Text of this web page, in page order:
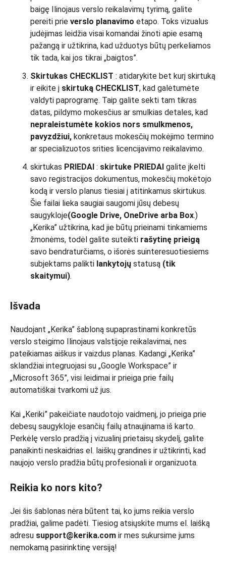
baigę Ilinojaus verslo reikalavimų tyrimą, galite
pereiti prie verslo planavimo etapo. Toks vizualus
judėjimas leidžia visai komandai žinoti apie esamą
pažangą ir užtikrina, kad užduotys būtų perkeliamos
tik tada, kai jos tikrai „baigtos”.
Skirtukas CHECKLIST : atidarykite bet kurį skirtuką
ir eikite į skirtuką CHECKLIST, kad galėtumėte
valdyti paprogramę. Taip galite sekti tam tikras
datas, pildymo mokesčius ar smulkias detales, kad
nepraleistumėte kokios nors smulkmenos,
pavyzdžiui, konkretaus mokesčių mokėjimo termino
ar specializuotos srities licencijavimo reikalavimo.
skirtukas PRIEDAI : skirtuke PRIEDAI galite įkelti
savo registracijos dokumentus, mokesčių mokėtojo
kodą ir verslo planus tiesiai į atitinkamus skirtukus.
Šie failai lieka saugiai saugomi jūsų debesų
saugykloje(Google Drive, OneDrive arba Box.)
„Kerika” užtikrina, kad jie būtų prieinami tinkamiems
žmonėms, todėl galite suteikti rašytinę prieigą
savo bendraturčiams, o išorės suinteresuotiesiems
subjektams palikti lankytojų statusą (tik
skaitymui).
Išvada
Naudojant „Kerika” šabloną supaprastinami konkretūs
verslo steigimo Ilinojaus valstijoje reikalavimai, nes
pateikiamas aiškus ir vaizdus planas. Kadangi „Kerika”
sklandžiai integruojasi su „Google Workspace” ir
„Microsoft 365”, visi leidimai ir prieiga prie failų
automatiškai tvarkomi už jus.
Kai „Keriki” pakeičiate naudotojo vaidmenį, jo prieiga prie
debesų saugykloje esančių failų atnaujinama iš karto.
Perkėlę verslo pradžią į vizualinį prietaisų skydelį, galite
panaikinti neskaidrias el. laiškų grandines ir užtikrinti, kad
naujojo verslo pradžia būtų profesionali ir organizuota.
Reikia ko nors kito?
Jei šis šablonas nėra būtent tai, ko jums reikia verslo
pradžiai, galime padėti. Tiesiog atsiųskite mums el. laišką
adresu support@kerika.com ir mes sukursime jums
nemokamą pasirinktinę versiją!